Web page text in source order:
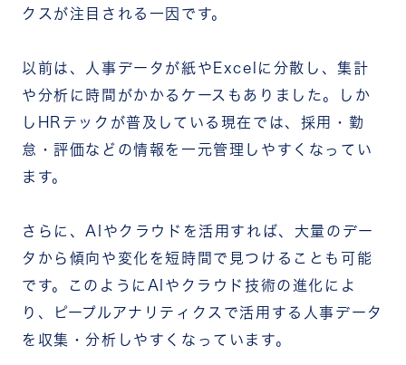
クスが注目される一因です。
以前は、人事データが紙やExcelに分散し、集計
や分析に時間がかかるケースもありました。しか
しHRテックが普及している現在では、採用・勤
怠・評価などの情報を一元管理しやすくなってい
ます。
さらに、AIやクラウドを活用すれば、大量のデー
タから傾向や変化を短時間で見つけることも可能
です。
このようにAIやクラウド技術の進化によ
り、ピープルアナリティクスで活用する人事データ
を収集・分析しやすくなっています。